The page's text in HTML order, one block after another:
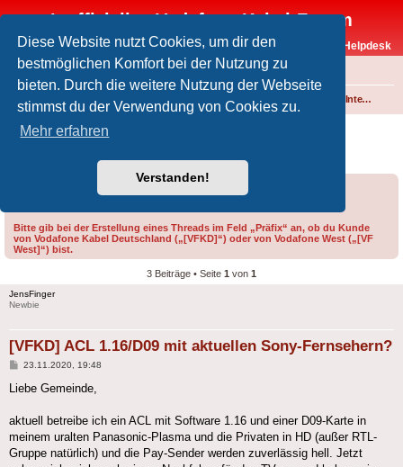
Diese Website nutzt Cookies, um dir den
bestmöglichen Komfort bei der Nutzung zu
bieten. Durch die weitere Nutzung der Webseite
stimmst du der Verwendung von Cookies zu.
Mehr erfahren
Verstanden!
Inoffizielles Vodafone-Kabel-Forum
Vodafone-Kabel-Helpdesk
FAQ
Foren-Übersicht Common Interface (CI/CI+)
[VFKD] ACL 1.16/D09 mit aktuellen Sony-
Bitte gib bei der Erstellung eines Threads im Feld „Präfix“ an, ob du Kunde
von Vodafone Kabel Deutschland („[VFKD]“) oder von Vodafone West („[VF
West]“) bist.
3 Beiträge • Seite 1 von 1
JensFinger
Newbie
[VFKD] ACL 1.16/D09 mit aktuellen Sony-Fernsehern?
Beitrag
23.11.2020, 19:48
Liebe Gemeinde,
aktuell betreibe ich ein ACL mit Software 1.16 und einer D09-Karte in
meinem uralten Panasonic-Plasma und die Privaten in HD (außer RTL-
Gruppe natürlich) und die Pay-Sender werden zuverlässig hell. Jetzt